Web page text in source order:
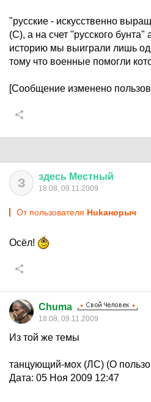
"русские - искусственно
(С), а на счет "русского бунта"
историю мы выиграли лишь
тому что военные помогли
[Сообщение изменено
З здесь Местный
18:08, 09.11.2009
От пользователя Hukанорыч
Осёл!
Chuma
18:08, 09.11.2009
Из той же темы
танцующий-мох (ЛС) (О
Дата: 05 Ноя 2009 12:47